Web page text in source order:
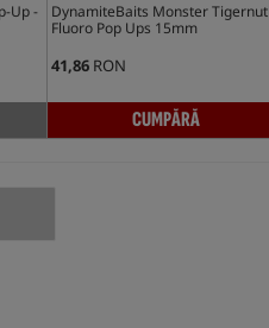
Up -
DynamiteBaits Monster Tigernut
Fluoro Pop Ups 15mm
41,86RON
CUMPĂRĂ